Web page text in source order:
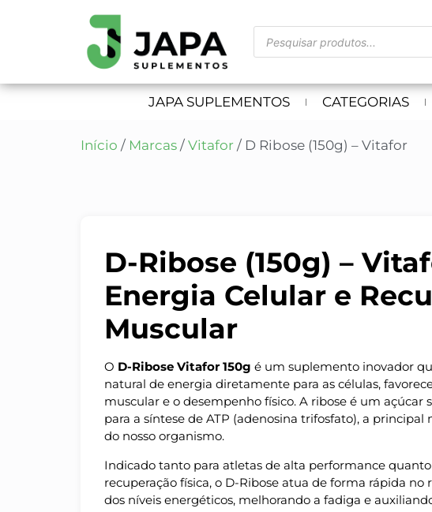
JAPA SUPLEMENTOS CATEGORIAS
Início / Marcas / Vitafor / D Ribose (150g) – Vitafor
D-Ribose (150g) –
Energia Celular e
Muscular
O D-Ribose Vitafor 150g é um suplemento inovador
natural de energia diretamente para as células,
muscular e o desempenho físico. A ribose é um açúcar
para a síntese de ATP (adenosina trifosfato), a principal
do nosso organismo.
Indicado tanto para atletas de alta performance quanto
recuperação física, o D-Ribose atua de forma rápida
dos níveis energéticos, melhorando a fadiga e